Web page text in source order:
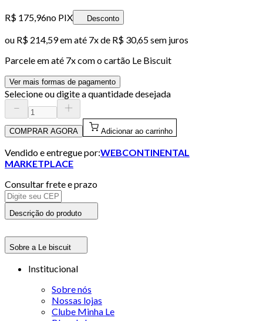
R$ 175,96no PIX Desconto
ou R$ 214,59em até 7x de R$ 30,65 sem juros
Parcele em até 7x com o cartão Le Biscuit
Ver mais formas de pagamento
Selecione ou digite a quantidade desejada
COMPRAR AGORA Adicionar ao carrinho
Vendido e entregue por:WEBCONTINENTAL
MARKETPLACE
Consultar frete e prazo
Descrição do produto
Sobre a Le biscuit
Institucional
Sobre nós
Nossas lojas
Clube Minha Le